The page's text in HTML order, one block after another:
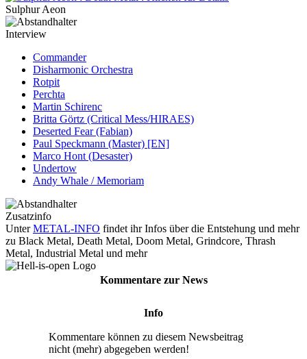
Sulphur Aeon
Interview
Commander
Disharmonic Orchestra
Rotpit
Perchta
Martin Schirenc
Britta Görtz (Critical Mess/HIRAES)
Deserted Fear (Fabian)
Paul Speckmann (Master) [EN]
Marco Hont (Desaster)
Undertow
Andy Whale / Memoriam
Zusatzinfo
UnterMETAL-INFO findet ihr Infos über die Entstehung und mehr
zu Black Metal, Death Metal, Doom Metal, Grindcore, Thrash
Metal, Industrial Metal und mehr
Kommentare zur News
Info
Kommentare können zu diesem Newsbeitrag
nicht (mehr) abgegeben werden!